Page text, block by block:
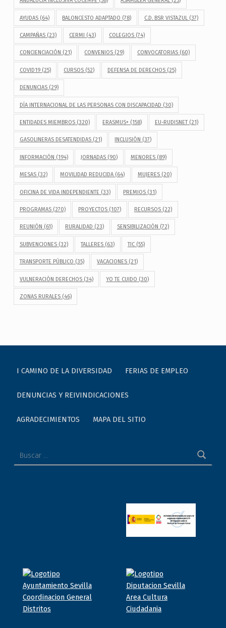
AYUDAS(64) BALONCESTO ADAPTADO (78) C.D. BSR VISTAZUL (37)
CAMPAÑAS(23) CERMI (43) COLEGIOS(74)
CONCIENCIACIÓN (21) CONVENIOS (29) CONVOCATORIAS(60)
COVID19(25) CURSOS (52) DEFENSA DE DERECHOS(25)
DENUNCIAS(29)
DÍA INTERNACIONAL DE LAS PERSONAS CON DISCAPACIDAD (30)
ENTIDADES MIEMBROS(320) ERASMUS+ (158) EU-RUDISNET(21)
GASOLINERAS DESATENDIDAS(21) INCLUSIÓN (37)
INFORMACIÓN (194) JORNADAS (90) MENORES(89)
MESAS(32) MOVILIDAD REDUCIDA (64) MUJERES(20)
OFICINA DE VIDA INDEPENDIENTE (33) PREMIOS (31)
PROGRAMAS(270) PROYECTOS (107) RECURSOS(22)
REUNIÓN (61) RURALIDAD (23) SENSIBILIZACIÓN (72)
SUBVENCIONES(32) TALLERES (63) TIC(55)
TRANSPORTE PÚBLICO (35) VACACIONES (21)
VULNERACIÓN DERECHOS(34) YO TE CUIDO (30)
ZONAS RURALES(46)
I CAMINO DE LA DIVERSIDAD FERIAS DE EMPLEO
DENUNCIAS Y REIVINDICACIONES
AGRADECIMIENTOS MAPA DEL SITIO